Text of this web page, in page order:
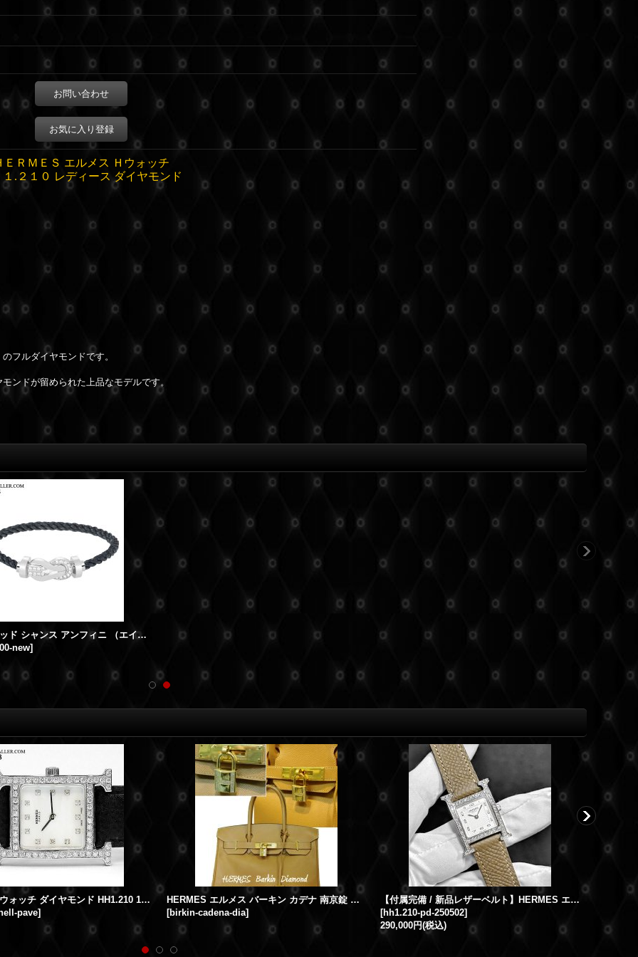
お問い合わせ
お気に入り登録
ＥＲＭＥＳ エルメス Ｈウォッチ
１.２１０ レディース ダイヤモンド
フルダイヤモンドです。
ンドが留められた上品なモデルです。
FRED フレッド シャンス アンフィニ （エイトデグリーゼロ）ブレスレット 18K ホワイトゴールド ハーフダイヤモンド ラージモデル 新品
new]
エルメス Hウォッチ ダイヤモンド HH1.210 12PD 白シェル HERMES時計
pave]
HERMES エルメス バーキン カデナ 南京錠 ダイヤモンド
[birkin-cadena-dia]
【付属完備 / 新品レザーベルト】HERMES エルメス Hウォッチ HH1.210 白文字盤 グレージュ レザーストラップ | 250502
[hh1.210-pd-250502]
290,000円(税込)